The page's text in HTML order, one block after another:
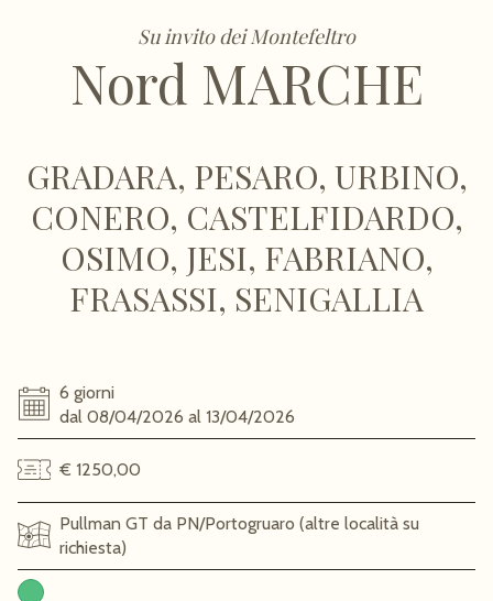
Su invito dei Montefeltro
Nord MARCHE
GRADARA, PESARO, URBINO,
CONERO, CASTELFIDARDO,
OSIMO, JESI, FABRIANO,
FRASASSI, SENIGALLIA
6 giorni
dal 08/04/2026 al 13/04/2026
€ 1250,00
Pullman GT da PN/Portogruaro (altre località su
richiesta)